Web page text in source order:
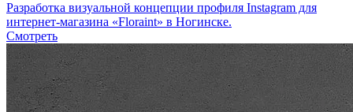
Разработка визуальной концепции профиля Instagram для
интернет-магазина «Floraint» в Ногинске.
Смотреть